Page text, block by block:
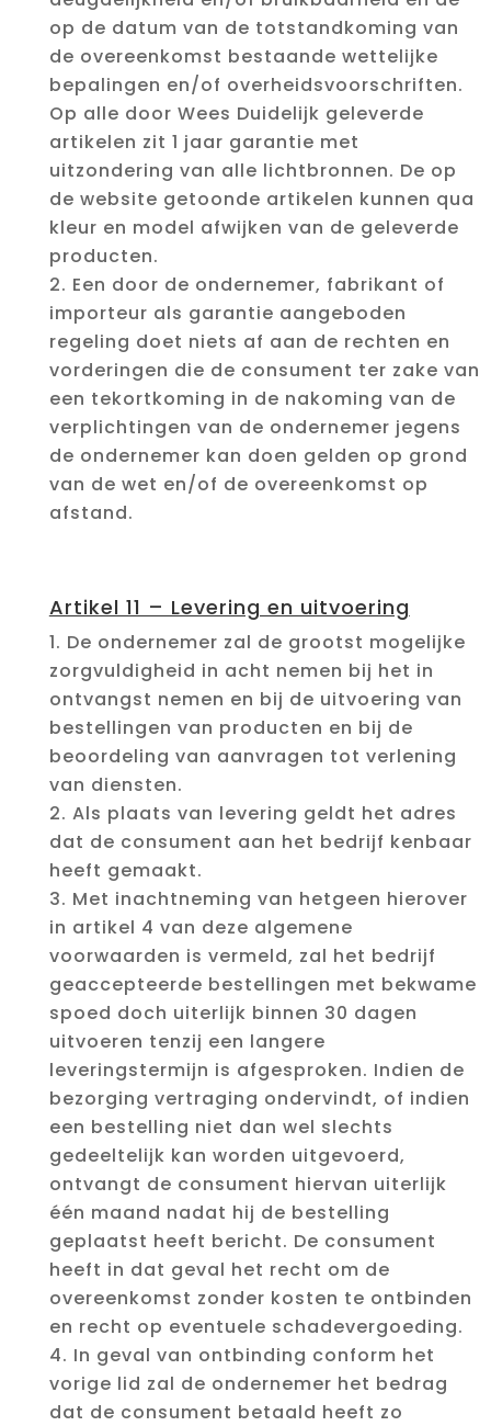
op de datum van de totstandkoming van
de overeenkomst bestaande wettelijke
bepalingen en/of overheidsvoorschriften.
Op alle door Wees Duidelijk geleverde
artikelen zit 1 jaar garantie met
uitzondering van alle lichtbronnen. De op
de website getoonde artikelen kunnen qua
kleur en model afwijken van de geleverde
producten.
Een door de ondernemer, fabrikant of
importeur als garantie aangeboden
regeling doet niets af aan de rechten en
vorderingen die de consument ter zake van
een tekortkoming in de nakoming van de
verplichtingen van de ondernemer jegens
de ondernemer kan doen gelden op grond
van de wet en/of de overeenkomst op
afstand.
Artikel 11 – Levering en uitvoering
De ondernemer zal de grootst mogelijke
zorgvuldigheid in acht nemen bij het in
ontvangst nemen en bij de uitvoering van
bestellingen van producten en bij de
beoordeling van aanvragen tot verlening
van diensten.
Als plaats van levering geldt het adres
dat de consument aan het bedrijf kenbaar
heeft gemaakt.
Met inachtneming van hetgeen hierover
in artikel 4 van deze algemene
voorwaarden is vermeld, zal het bedrijf
geaccepteerde bestellingen met bekwame
spoed doch uiterlijk binnen 30 dagen
uitvoeren tenzij een langere
leveringstermijn is afgesproken. Indien de
bezorging vertraging ondervindt, of indien
een bestelling niet dan wel slechts
gedeeltelijk kan worden uitgevoerd,
ontvangt de consument hiervan uiterlijk
één maand nadat hij de bestelling
geplaatst heeft bericht. De consument
heeft in dat geval het recht om de
overeenkomst zonder kosten te ontbinden
en recht op eventuele schadevergoeding.
In geval van ontbinding conform het
vorige lid zal de ondernemer het bedrag
dat de consument betaald heeft zo